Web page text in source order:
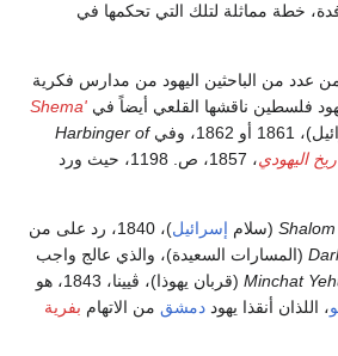
خطة مماثلة لتلك التي تحكمها في
من عدد من الباحثين اليهود من مدارس فكرية
فلسطين ناقشها القلعي أيضاً في Shema'
وفي
Harbinger of
اليهودي
، 1857، ص. 1198، حيث ورد
(سلام إسرائيل
)، 1840، رد على من
(المسارات السعيدة)، والذي عالج واجب
Minchat (قربان يهوذا)، ڤيينا، 1843، هو
، اللذان أنقذا يهود دمشق من الاتهام بفرية